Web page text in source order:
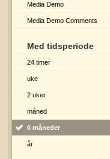
Media Demo
Media Demo Comments
Med tidsperiode
24 timer
uke
2 uker
måned
6 måneder
år